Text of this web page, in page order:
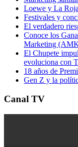
Loewe y La
Festivales y
El verdadero
Conoce los
Marketing
El Chupete
evoluciona con
18 años de
Gen Z y la
Canal TV